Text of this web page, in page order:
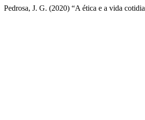
Pedrosa, J. G. (2020) “A ética e a vida